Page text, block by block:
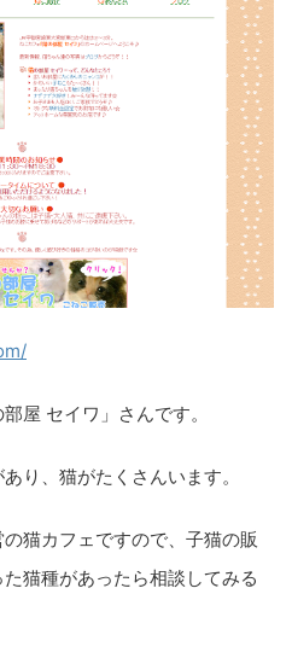
屋 セイワ」さんです。
り、猫がたくさんいます。
猫カフェですので、子猫の販
猫種があったら相談してみる